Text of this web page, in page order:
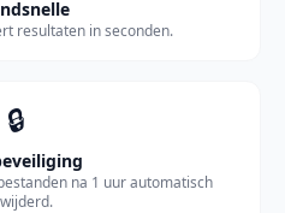
resultaten in seconden.
🔒
na 1 uur automatisch